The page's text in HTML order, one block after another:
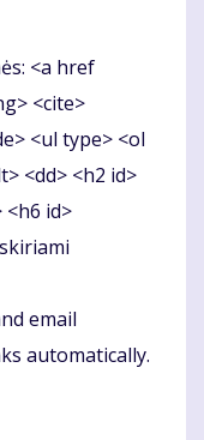
<a href
<cite>
<ul type> <ol
<dd> <h2 id>
<h6 id>
email
automatically.